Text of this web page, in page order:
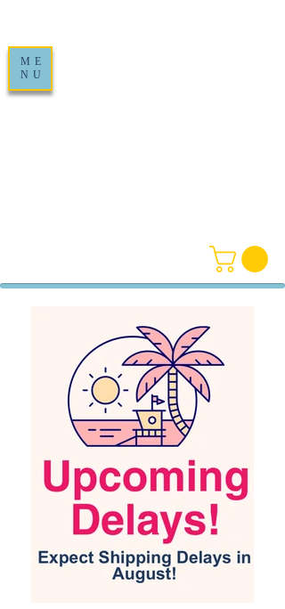
ME
NU